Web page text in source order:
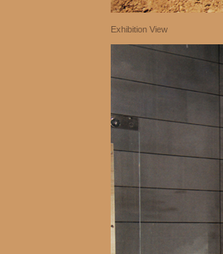
Exhibition View